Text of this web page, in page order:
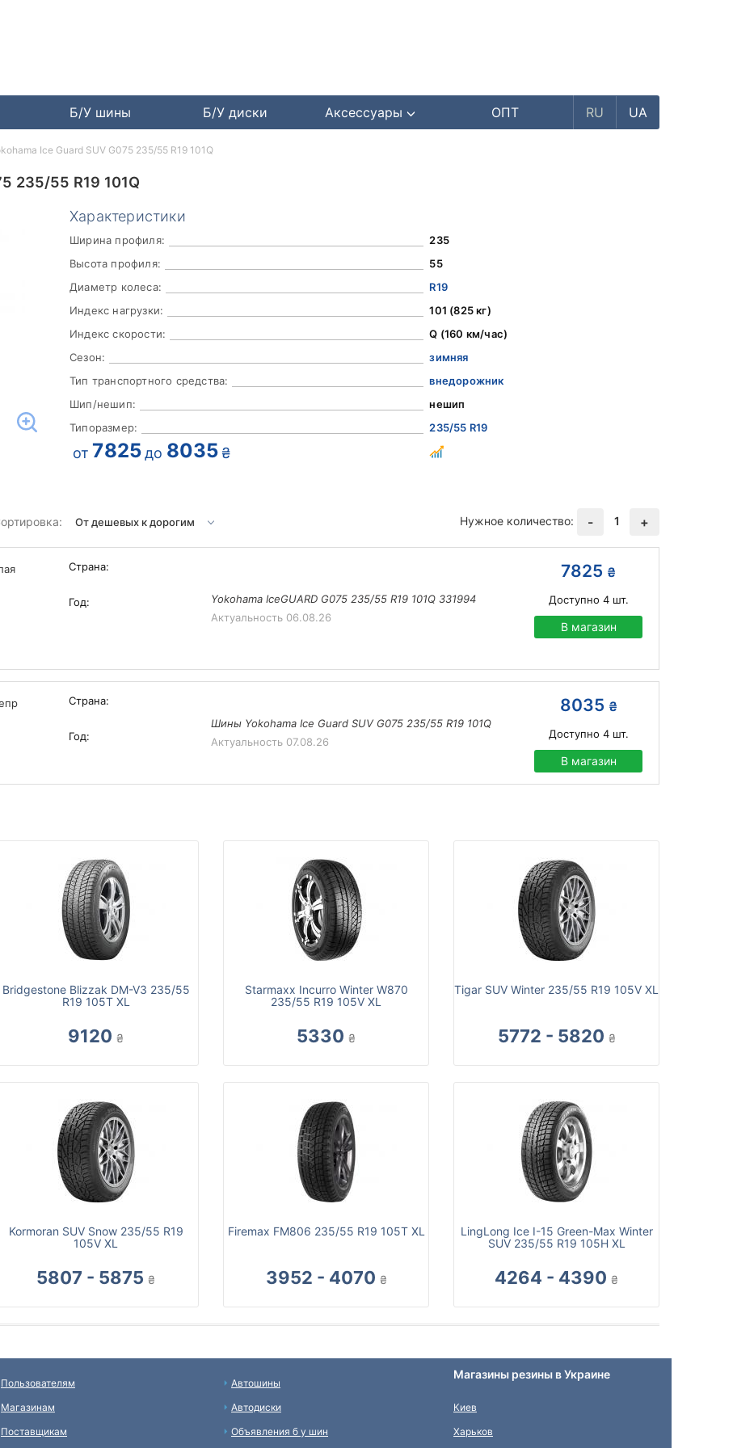
Б/У шины Б/У диски Аксессуары ОПТ RU UA
235/55 R19 101Q
Характеристики
Ширина профиля:
235
Высота профиля:
55
Диаметр колеса:
R19
Индекс нагрузки:
101 (825 кг)
Индекс скорости:
Q (160 км/час)
Сезон:
зимняя
Тип транспортного средства:
внедорожник
Шип/нешип:
нешип
Типоразмер:
235/55 R19
от 7825 до 8035 ₴
Нужное количество: - 1 +
Страна:
Год:
Yokohama IceGUARD G075 235/55 R19 101Q 331994
Актуальность 06.08.26
7825 ₴
Доступно 4шт.
В магазин
Страна:
Год:
Шины Yokohama Ice Guard SUV G075 235/55 R19 101Q
Актуальность 07.08.26
8035 ₴
Доступно 4шт.
В магазин
Bridgestone Blizzak DM-V3 235/55
R19 105T XL
9120 ₴
Starmaxx Incurro Winter W870
235/55 R19 105V XL
5330 ₴
Tigar SUV Winter 235/55 R19 105V XL
5772 - 5820 ₴
Kormoran SUV Snow 235/55 R19
105V XL
5807 - 5875 ₴
Firemax FM806 235/55 R19 105T XL
3952 - 4070 ₴
LingLong Ice I-15 Green-Max Winter
SUV 235/55 R19 105H XL
4264 - 4390 ₴
Ice Guard SUV G075 235/55 R19 101Q
Пользователям
Магазинам
Поставщикам
Автошины
Автодиски
Объявления б у шин
Магазины резины в Украине
Киев
Харьков